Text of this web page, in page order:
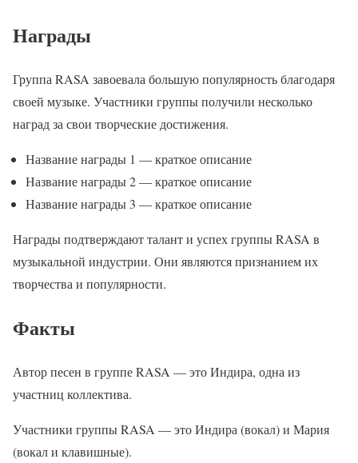
Награды
Группа RASA завоевала большую популярность благодаря
своей музыке. Участники группы получили несколько
наград за свои творческие достижения.
Название награды 1 — краткое описание
Название награды 2 — краткое описание
Название награды 3 — краткое описание
Награды подтверждают талант и успех группы RASA в
музыкальной индустрии. Они являются признанием их
творчества и популярности.
Факты
Автор песен в группе RASA — это Индира, одна из
участниц коллектива.
Участники группы RASA — это Индира (вокал) и Мария
(вокал и клавишные).